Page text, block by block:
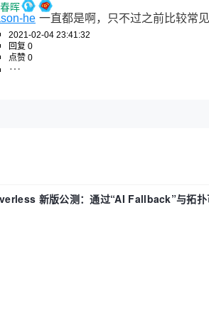
晖
he 一直都是啊，只不过之前比较常
2021-02-04 23:41:32
回复 0
点赞 0
新版公测：通过“AI Fallback”与拓